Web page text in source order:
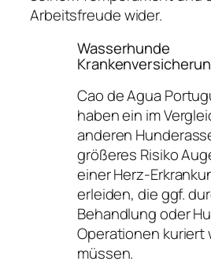
Arbeitsfreude wider.
Wasserhunde
Cao de Agua
haben ein im
anderen
größeres Risiko
einer Herz-
erleiden, die ggf.
Behandlung oder
Operationen kuriert
müssen.